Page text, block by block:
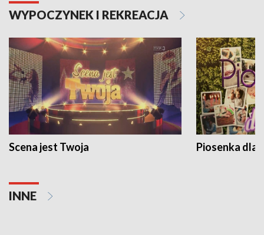
WYPOCZYNEK I REKREACJA
Scena jest Twoja Piosenka dla
INNE